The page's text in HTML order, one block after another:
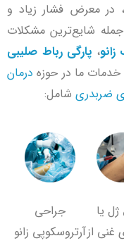
در معرض فشار زیاد و
شایع‌ترین مشکلات
، پارگی رباط صلیبی
خدمات ما در حوزه درمان
ضربدری شامل:
ژل یا
غنی از
جراحی
آرتروسکوپی زانو